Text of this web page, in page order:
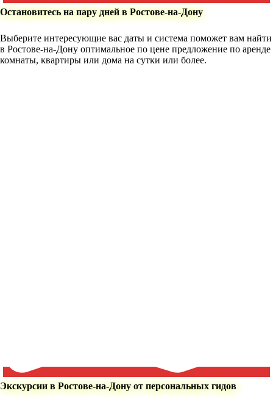
Остановитесь на пару дней в Ростове-на-Дону
Выберите интересующие вас даты и система поможет вам найти
в Ростове-на-Дону оптимальное по цене предложение по аренде
комнаты, квартиры или дома на сутки или более.
Экскурсии в Ростове-на-Дону от персональных гидов